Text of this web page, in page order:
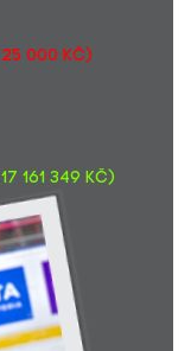
a moc si
25 000 Kč)
161 349 Kč)